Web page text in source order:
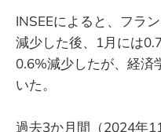
INSEEによると、フラ
減少した後、1月には
0.6%減少したが、経済
いた。
過去3か月間（2024年